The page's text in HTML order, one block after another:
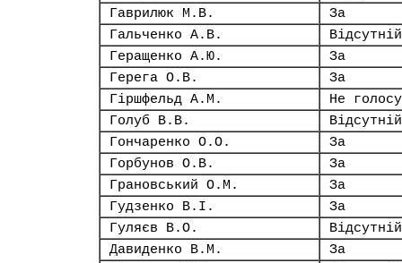
Гаврилюк М.В.
За
Гальченко А.В.
Відсутній
Геращенко А.Ю.
За
Герега О.В.
За
Гіршфельд А.М.
Не
Голуб В.В.
Відсутній
Гончаренко О.О.
За
Горбунов О.В.
За
Грановський О.М.
За
Гудзенко В.І.
За
Гуляєв В.О.
Відсутній
Давиденко В.М.
За